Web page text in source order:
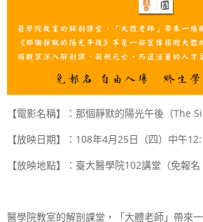
【電影名稱】：那個靜默的陽光午後（The
【放映日期】：108年4月25日（四）中午
【放映地點】：臺大醫學院102講堂（免報名
醫學院教室的解剖課堂，「大體老師」帶來